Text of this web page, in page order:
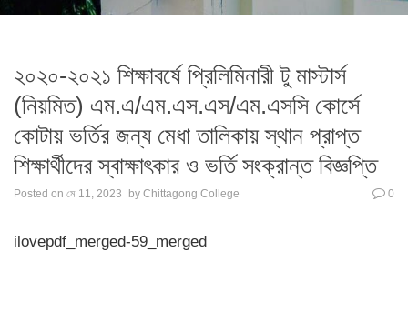
২০২০-২০২১ শিক্ষাবর্ষে প্রিলিমিনারী টু মাস্টার্স
(নিয়মিত) এম.এ/এম.এস.এস/এম.এসসি কোর্সে
কোটায় ভর্তির জন্য মেধা তালিকায় স্থান প্রাপ্ত
শিক্ষার্থীদের স্বাক্ষাৎকার ও ভর্তি সংক্রান্ত বিজ্ঞপ্তি
Posted on মে 11, 2023 by Chittagong College 0
ilovepdf_merged-59_merged